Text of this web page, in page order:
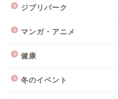
ジブリパーク
マンガ・アニメ
健康
冬のイベント